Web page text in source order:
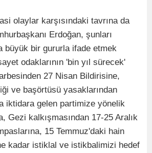
olaylar karşısındaki tavrına da
Erdoğan, şunları
büyük bir gururla ifade etmek
odaklarının 'bin yıl sürecek'
27 Nisan Bildirisine,
ve başörtüsü yasaklarından
iktidara gelen partimize yönelik
Gezi kalkışmasından 17-25 Aralık
15 Temmuz'daki hain
kadar istiklal ve istikbalimizi hedef